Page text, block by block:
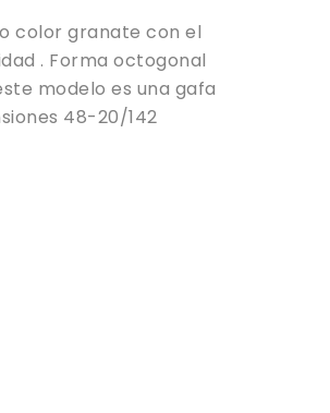
color granate con el
. Forma octogonal
modelo es una gafa
48-20/142